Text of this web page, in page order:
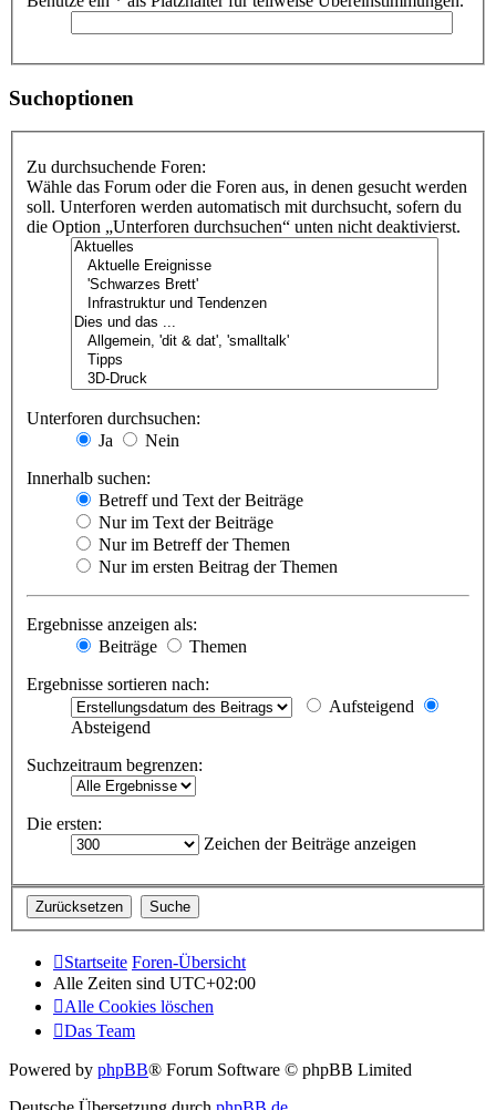
Suchoptionen
Zu durchsuchende Foren:
Wähle das Forum oder die Foren aus, in denen gesucht werden
soll. Unterforen werden automatisch mit durchsucht, sofern du
die Option „Unterforen durchsuchen“ unten nicht deaktivierst.
Unterforen durchsuchen:
Ja
Nein
Innerhalb suchen:
Betreff und Text der Beiträge
Nur im Text der Beiträge
Nur im Betreff der Themen
Nur im ersten Beitrag der Themen
Ergebnisse anzeigen als:
Beiträge
Themen
Ergebnisse sortieren nach:
Aufsteigend
Absteigend
Suchzeitraum begrenzen:
Die ersten:
Zeichen der Beiträge anzeigen
Startseite Foren-Übersicht
Alle Zeiten sind UTC+02:00
Alle Cookies löschen
Das Team
Powered by phpBB® Forum Software © phpBB Limited